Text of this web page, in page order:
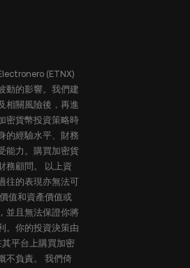
(ETNX)
動的影響。我們建
相關風險後，再進
密貨幣投資策略時
的經驗水平、財務
能力。購買加密貨
務顧問。 以上資
往的表現亦無法可
值和資產價值或
並且無法保證你將
。你的投資決策由
平台上購買加密
不負責。 我們倚